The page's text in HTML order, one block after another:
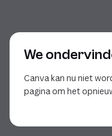
We
Canva kan nu niet
pagina om het